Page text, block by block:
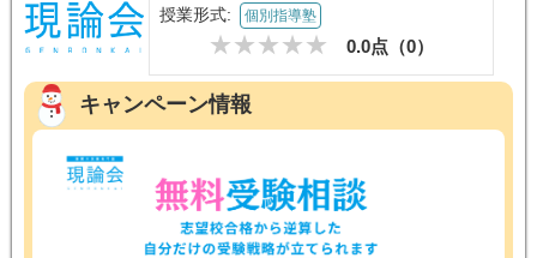
授業形式: 個別指導塾
0.0点（0）
キャンペーン情報